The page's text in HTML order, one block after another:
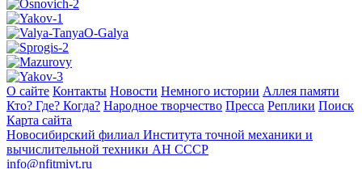
О сайте Контакты Новости Немного истории Аллея памяти
Кто? Где? Когда? Народное творчество Пресса Реплики Поиск
Карта сайта
Новосибирский филиал Института точной механики и
вычислительной техники АН СССР
info@nfitmivt.ru